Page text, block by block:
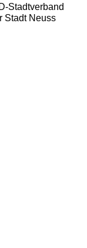
Stadtverband
Stadt Neuss